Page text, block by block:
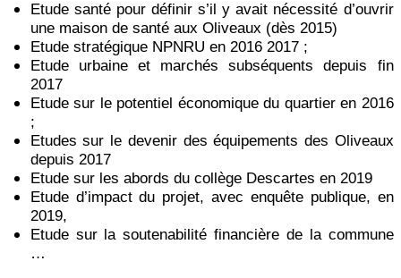
Etude santé pour définir s’il y avait nécessité d’ouvrir
une maison de santé aux Oliveaux (dès 2015)
Etude stratégique NPNRU en 2016 2017 ;
Etude urbaine et marchés subséquents depuis fin
2017
Etude sur le potentiel économique du quartier en 2016
;
Etudes sur le devenir des équipements des Oliveaux
depuis 2017
Etude sur les abords du collège Descartes en 2019
Etude d’impact du projet, avec enquête publique, en
2019,
Etude sur la soutenabilité financière de la commune
…